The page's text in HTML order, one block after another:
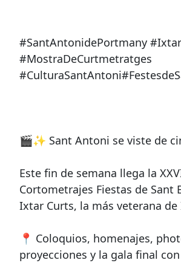
#SantAntonidePortmany
#MostraDeCurtmetratges
🎬✨ Sant Antoni se viste de
Este fin de semana llega la
Cortometrajes Fiestas de Sant
Ixtar Curts, la más veterana de
📍 Coloquios, homenajes,
proyecciones y la gala final